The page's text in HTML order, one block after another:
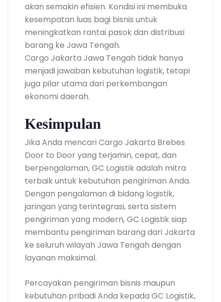
akan semakin efisien. Kondisi ini membuka
kesempatan luas bagi bisnis untuk
meningkatkan rantai pasok dan distribusi
barang ke Jawa Tengah.
Cargo Jakarta Jawa Tengah tidak hanya
menjadi jawaban kebutuhan logistik, tetapi
juga pilar utama dari perkembangan
ekonomi daerah.
Kesimpulan
Jika Anda mencari Cargo Jakarta Brebes
Door to Door yang terjamin, cepat, dan
berpengalaman, GC Logistik adalah mitra
terbaik untuk kebutuhan pengiriman Anda.
Dengan pengalaman di bidang logistik,
jaringan yang terintegrasi, serta sistem
pengiriman yang modern, GC Logistik siap
membantu pengiriman barang dari Jakarta
ke seluruh wilayah Jawa Tengah dengan
layanan maksimal.
Percayakan pengiriman bisnis maupun
kebutuhan pribadi Anda kepada GC Logistik,